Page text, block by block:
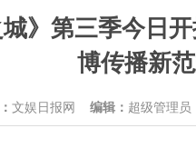
》第三季今日
博传播新
文娱日报网 编辑： 超级管理员